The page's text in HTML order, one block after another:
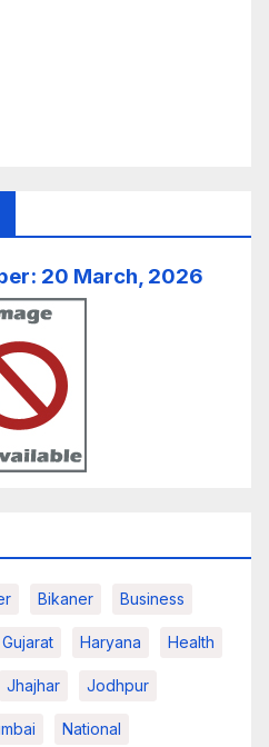
20 March, 2026
Bikaner Business
Gujarat Haryana Health
Jhajhar Jodhpur
National